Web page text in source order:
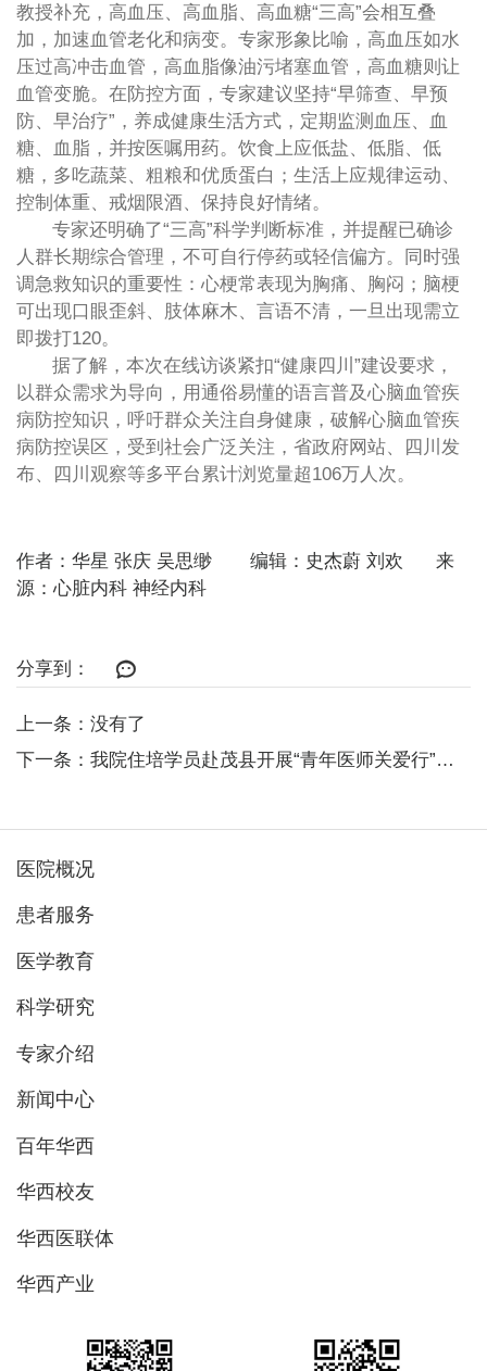
教授补充，高血压、高血脂、高血糖“三高”会相互叠
加，加速血管老化和病变。专家形象比喻，高血压如水
压过高冲击血管，高血脂像油污堵塞血管，高血糖则让
血管变脆。在防控方面，专家建议坚持“早筛查、早预
防、早治疗”，养成健康生活方式，定期监测血压、血
糖、血脂，并按医嘱用药。饮食上应低盐、低脂、低
糖，多吃蔬菜、粗粮和优质蛋白；生活上应规律运动、
控制体重、戒烟限酒、保持良好情绪。
专家还明确了“三高”科学判断标准，并提醒已确诊
人群长期综合管理，不可自行停药或轻信偏方。同时强
调急救知识的重要性：心梗常表现为胸痛、胸闷；脑梗
可出现口眼歪斜、肢体麻木、言语不清，一旦出现需立
即拨打120。
据了解，本次在线访谈紧扣“健康四川”建设要求，
以群众需求为导向，用通俗易懂的语言普及心脑血管疾
病防控知识，呼吁群众关注自身健康，破解心脑血管疾
病防控误区，受到社会广泛关注，省政府网站、四川发
布、四川观察等多平台累计浏览量超106万人次。
作者：华星 张庆 吴思缈 编辑：史杰蔚 刘欢 来
源：心脏内科 神经内科
分享到：
上一条：没有了
下一条：我院住培学员赴茂县开展“青年医师关爱行”社会实践活动
医院概况
患者服务
医学教育
科学研究
专家介绍
新闻中心
百年华西
华西校友
华西医联体
华西产业